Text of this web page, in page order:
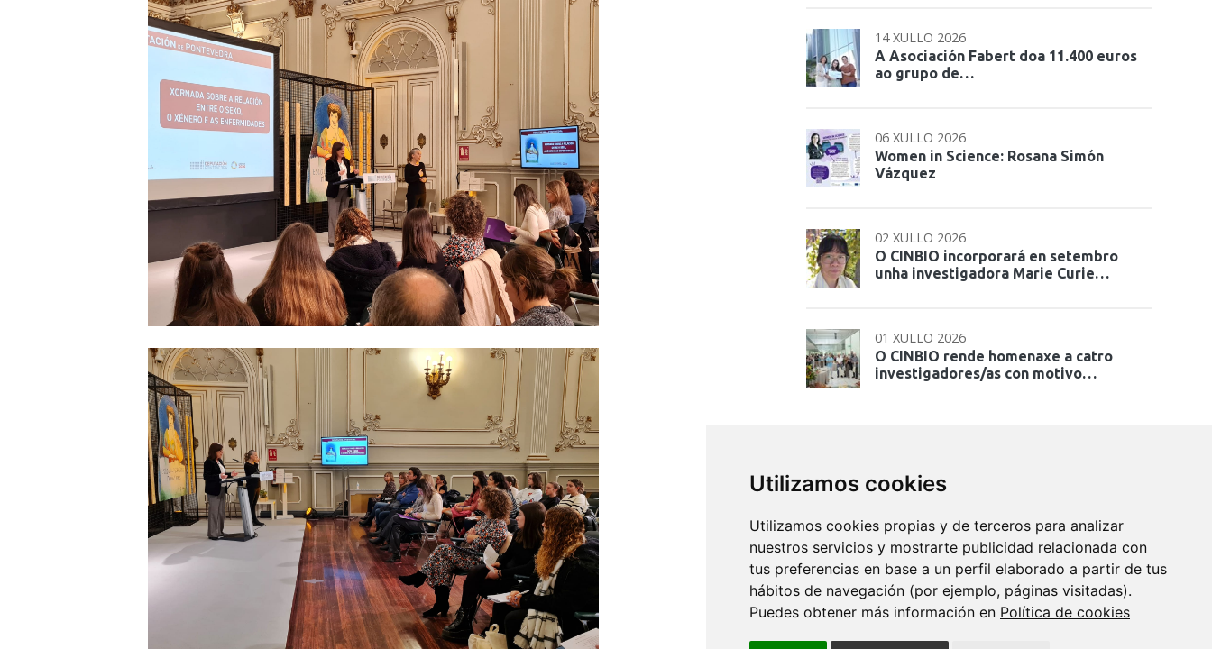
Utilizamos cookies
Utilizamos cookies propias y de terceros para analizar
nuestros servicios y mostrarte publicidad relacionada con
tus preferencias en base a un perfil elaborado a partir de tus
hábitos de navegación (por ejemplo, páginas visitadas).
Puedes obtener más información en Política de cookies
14 XULLO 2026
A Asociación Fabert doa 11.400 euros
ao grupo de…
06 XULLO 2026
Women in Science: Rosana Simón
Vázquez
02 XULLO 2026
O CINBIO incorporará en setembro
unha investigadora Marie Curie…
01 XULLO 2026
O CINBIO rende homenaxe a catro
investigadores/as con motivo…